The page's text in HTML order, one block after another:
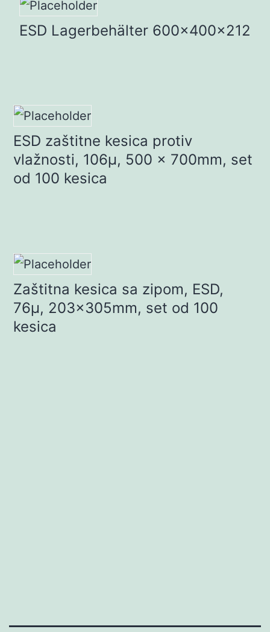
ESD Lagerbehälter 600x400x212
ESD zaštitne kesica protiv
vlažnosti, 106µ, 500 x 700mm, set
od 100 kesica
Zaštitna kesica sa zipom, ESD,
76µ, 203x305mm, set od 100
kesica